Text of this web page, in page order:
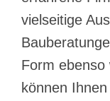
vielseitige
Form ebenso
können